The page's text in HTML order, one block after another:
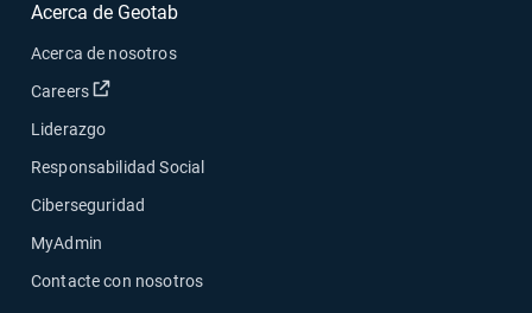
Acerca de Geotab
Acerca de nosotros
Careers
Abrir en una nueva ventana
Liderazgo
Responsabilidad Social
Ciberseguridad
MyAdmin
Contacte con nosotros